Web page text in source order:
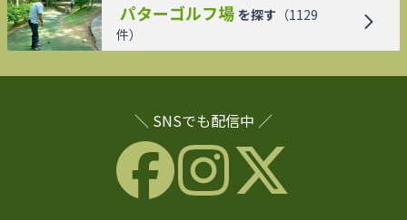
パターゴルフ場 を探す （1129
件）
＼ SNSでも配信中 ／